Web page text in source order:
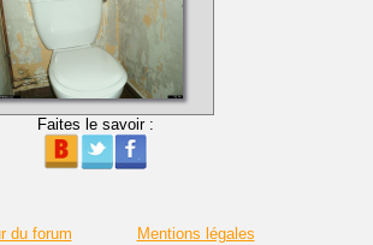
Faites le savoir :
du forum
Mentions légales